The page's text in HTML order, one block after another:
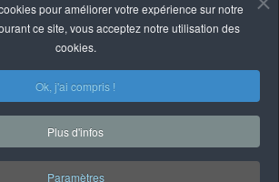
Dame sud Louiseville
Atelier d'usinage Cloutier Inc..
de Panican Inc.|Politique de
confidentialité
pour améliorer votre expérience sur notre
ce site, vous acceptez notre utilisation des
cookies.
Ok, j'ai compris !
Plus d'infos
Paramètres